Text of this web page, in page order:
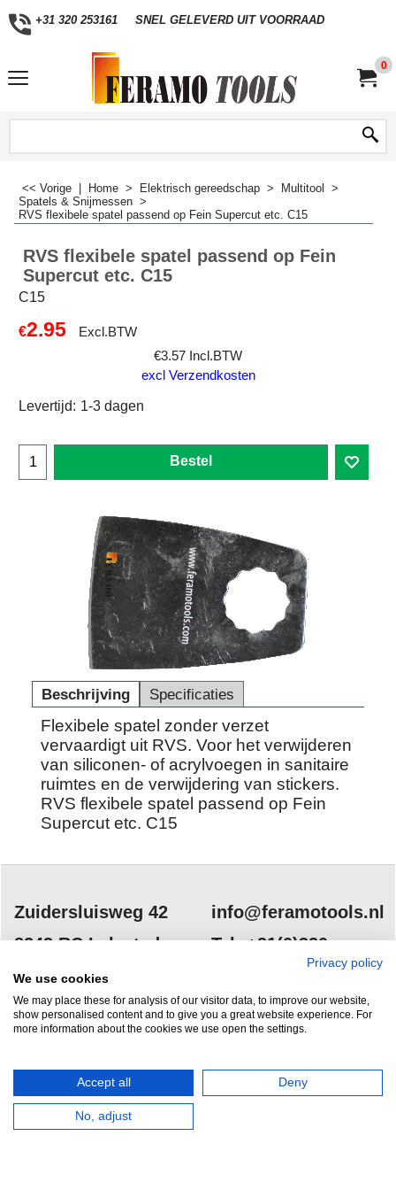
+31 320 253161 SNEL GELEVERD UIT VOORRAAD
0
<< Vorige Home > Elektrisch gereedschap > Multitool
>
Spatels & Snijmessen >
RVS flexibele spatel passend op Fein Supercut etc. C15
RVS flexibele spatel passend op Fein
Supercut etc. C15
C15
€2.95
Excl.BTW
€3.57 Incl.BTW
excl Verzendkosten
Levertijd: 1-3 dagen
Bestel
Beschrijving Specificaties
Flexibele spatel zonder verzet
vervaardigt uit RVS. Voor het verwijderen
van siliconen- of acrylvoegen in sanitaire
ruimtes en de verwijdering van stickers.
RVS flexibele spatel passend op Fein
Supercut etc. C15
Zuidersluisweg 42
8243 RC Lelystad
Nederland
info@feramotools.nl
Tel: +31(0)320
HERROEPINGSKNOP
Privacy policy
We use cookies
We may place these for analysis of our visitor data, to improve our website,
show personalised content and to give you a great website experience. For
more information about the cookies we use open the settings.
Accept all Deny
No, adjust